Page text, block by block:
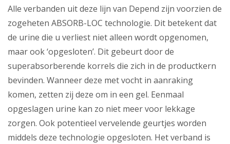
Alle verbanden uit deze lijn van Depend zijn voorzien de
zogeheten ABSORB-LOC technologie. Dit betekent dat
de urine die u verliest niet alleen wordt opgenomen,
maar ook ‘opgesloten’. Dit gebeurt door de
superabsorberende korrels die zich in de productkern
bevinden. Wanneer deze met vocht in aanraking
komen, zetten zij deze om in een gel. Eenmaal
opgeslagen urine kan zo niet meer voor lekkage
zorgen. Ook potentieel vervelende geurtjes worden
middels deze technologie opgesloten. Het verband is